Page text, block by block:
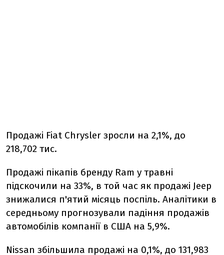
Продажі Fiat Chrysler зросли на 2,1%, до
218,702 тис.
Продажі пікапів бренду Ram у травні
підскочили на 33%, в той час як продажі Jeep
знижалися п'ятий місяць поспіль. Аналітики в
середньому прогнозували падіння продажів
автомобілів компанії в США на 5,9%.
Nissan збільшила продажі на 0,1%, до 131,983